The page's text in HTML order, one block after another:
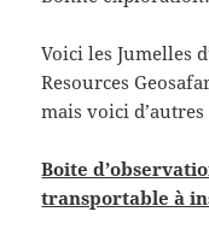
Voici les Jumelles
Resources
mais voici d’autres
Boite
transportable à